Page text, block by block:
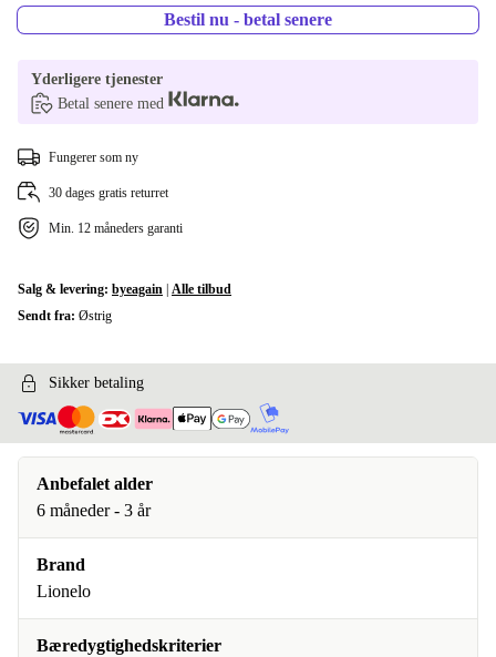
Bestil nu - betal senere
Yderligere tjenester
Betal senere med
Fungerer som ny
30 dages gratis returret
Min. 12 måneders garanti
Salg & levering: byeagain Alle tilbud
Sendt fra: Østrig
Sikker betaling
Anbefalet alder
6 måneder - 3 år
Brand
Lionelo
Bæredygtighedskriterier